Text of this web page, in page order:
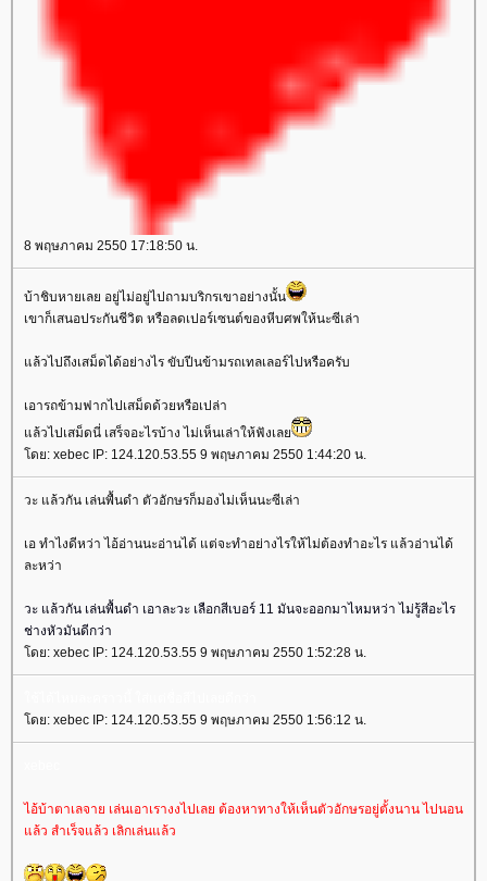
8 พฤษภาคม 2550 17:18:50 น.
บ้าชิบหายเลย อยู่ไม่อยู่ไปถามบริกรเขาอย่างนั้น
เขาก็เสนอประกันชีวิต หรือลดเปอร์เซนต์ของหีบศพให้นะซีเล่า
ล้วไปถึงเสม็ดได้อย่างไร ขับปีนข้ามรถเทลเลอร์ไปหรือครับ
เอารถข้ามฟากไปเสม็ดด้วยหรือเปล่า
ล้วไปเสม็ดนี่ เสร็จอะไรบ้าง ไม่เห็นเล่าให้ฟังเล
ดย: xebec IP: 124.120.53.55 9 พฤษภาคม 2550 1:44:20 น.
วะ แล้วกัน เล่นพื้นดำ ตัวอักษรก็มองไม่เห็นนะซีเล่า
เอ ทำไงดีหว่า ไอ้อ่านนะอ่านได้ แต่จะทำอย่างไรให้ไม่ต้องทำอะไร แล้วอ่านได้
ละหว่า
วะ แล้วกัน เล่นพื้นดำ เอาละวะ เลือกสีเบอร์ 11 มันจะออกมาไหมหว่า ไม่รู้สีอะไร
ช่างหัวมันดีกว่า
ดย: xebec IP: 124.120.53.55 9 พฤษภาคม 2550 1:52:28 น.
ดย: xebec IP: 124.120.53.55 9 พฤษภาคม 2550 1:56:12 น.
ไอ้บ้าตาเลจาย เล่นเอาเรางงไปเลย ต้องหาทางให้เห็นตัวอักษรอยู่ตั้งนาน ไปนอน
ล้ว สำเร็จแล้ว เลิกเล่นแล้ว